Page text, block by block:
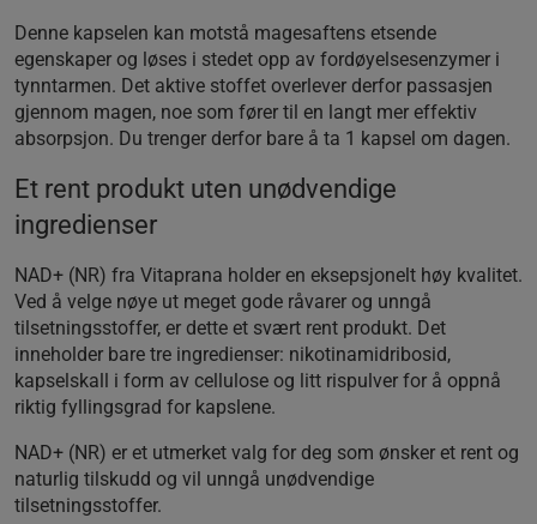
Denne kapselen kan motstå magesaftens etsende
egenskaper og løses i stedet opp av fordøyelsesenzymer i
tynntarmen. Det aktive stoffet overlever derfor passasjen
gjennom magen, noe som fører til en langt mer effektiv
absorpsjon. Du trenger derfor bare å ta 1 kapsel om dagen.
Et rent produkt uten unødvendige
ingredienser
NAD+ (NR) fra Vitaprana holder en eksepsjonelt høy kvalitet.
Ved å velge nøye ut meget gode råvarer og unngå
tilsetningsstoffer, er dette et svært rent produkt. Det
inneholder bare tre ingredienser: nikotinamidribosid,
kapselskall i form av cellulose og litt rispulver for å oppnå
riktig fyllingsgrad for kapslene.
NAD+ (NR) er et utmerket valg for deg som ønsker et rent og
naturlig tilskudd og vil unngå unødvendige
tilsetningsstoffer.